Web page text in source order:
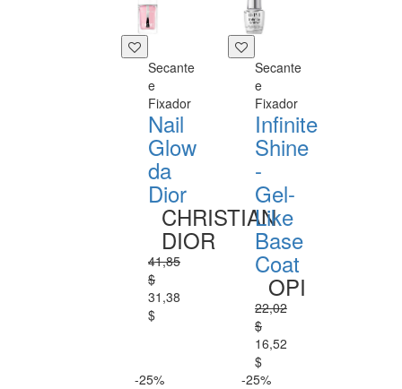
Secante
e
Fixador
Nail
Glow
da
Dior
CHRISTIAN
DIOR
41,85
$
31,38
$
Secante
e
Fixador
Infinite
Shine
-
Gel-
Like
Base
Coat
OPI
22,02
$
16,52
$
-25%
-25%